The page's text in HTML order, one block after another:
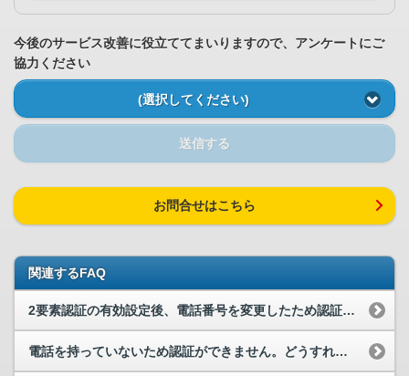
今後のサービス改善に役立ててまいりますので、アンケートにご
協力ください
(選択してください)
送信する
お問合せはこちら
関連するFAQ
2要素認証の有効設定後、電話番号を変更したため認証できません。
電話を持っていないため認証ができません。どうすれば商品を購入できますか？